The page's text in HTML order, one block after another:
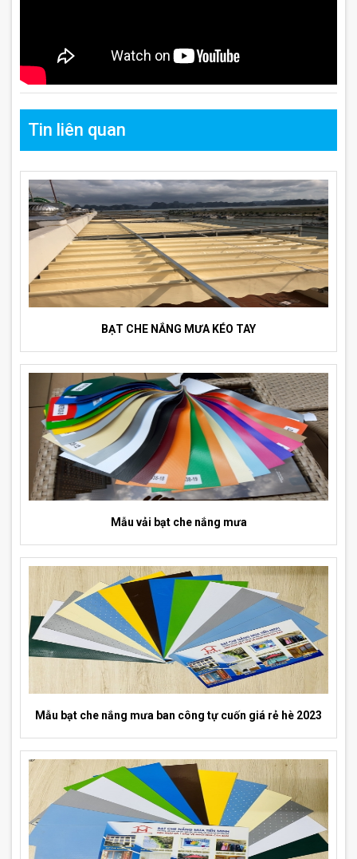
Tin liên quan
BẠT CHE NẮNG MƯA KÉO TAY
Mẫu vải bạt che nắng mưa
Mẫu bạt che nắng mưa ban công tự cuốn giá rẻ hè 2023